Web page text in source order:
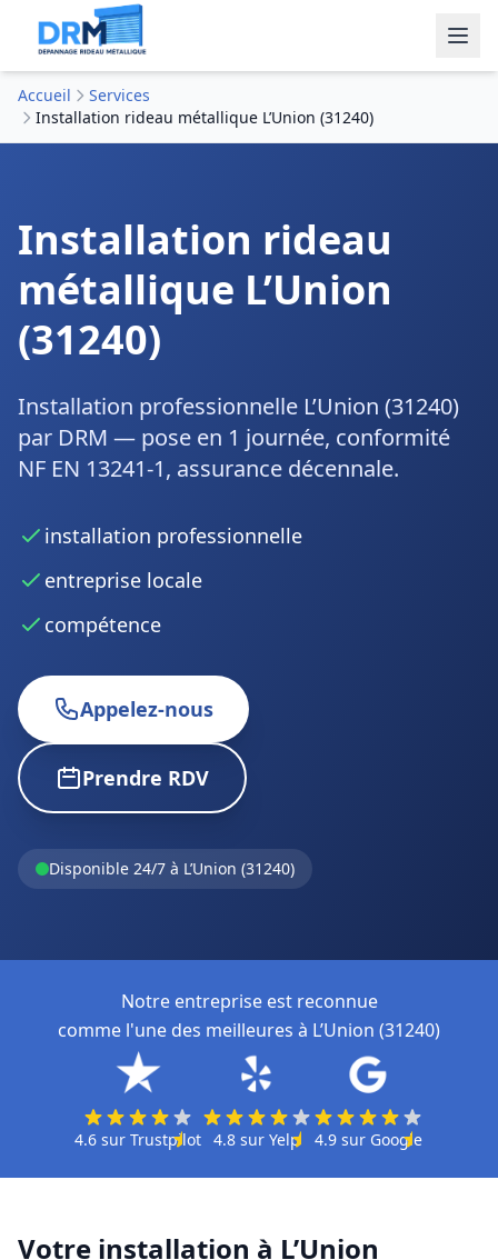
Accueil
Services
Installation rideau métallique L’Union (31240)
Installation rideau
métallique L’Union
(31240)
Installation professionnelle L’Union (31240)
par DRM — pose en 1 journée, conformité
NF EN 13241-1, assurance décennale.
installation professionnelle
entreprise locale
compétence
Appelez-nous
Prendre RDV
Disponible 24/7 à L’Union (31240)
Notre entreprise est reconnue
comme l'une des meilleures à L’Union (31240)
4.6 sur Trustpilot 4.8 sur Yelp 4.9sur Google
Votre installation à L’Union